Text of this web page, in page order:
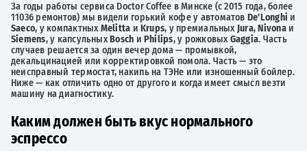
За годы работы сервиса Doctor Coffee в Минске (с 2015 года, более
11036 ремонтов) мы видели горький кофе у автоматов De'Longhi и
Saeco, у компактныхMelitta иKrups, у премиальных Jura,Nivonaи
Siemens, у капсульныхBosch иPhilips, у рожковыхGaggia. Часть
случаев решается за один вечер дома — промывкой,
декальцинацией или корректировкой помола. Часть — это
неисправный термостат, накипь на ТЭНе или изношенный бойлер.
Ниже — как отличить одно от другого и когда имеет смысл везти
машину на диагностику.
Каким должен быть вкус нормального
эспрессо